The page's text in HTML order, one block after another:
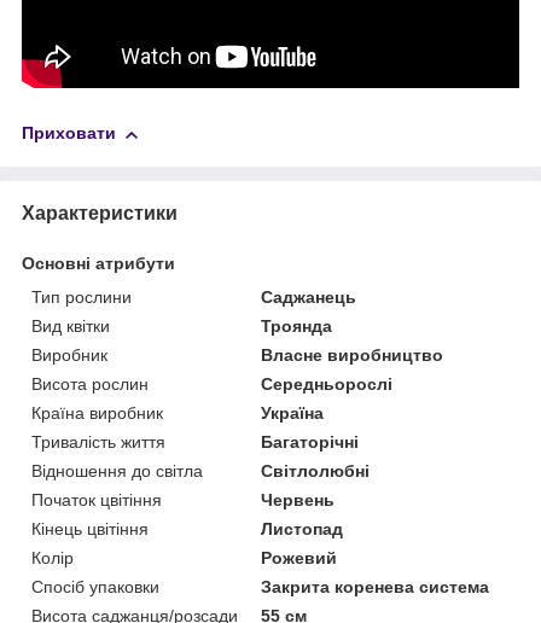
Приховати
Характеристики
Основні атрибути
Тип рослини
Саджанець
Вид квітки
Троянда
Виробник
Власне виробництво
Висота рослин
Середньорослі
Країна виробник
Україна
Тривалість життя
Багаторічні
Відношення до світла
Світлолюбні
Початок цвітіння
Червень
Кінець цвітіння
Листопад
Колір
Рожевий
Спосіб упаковки
Закрита коренева система
Висота саджанця/розсади
55 см